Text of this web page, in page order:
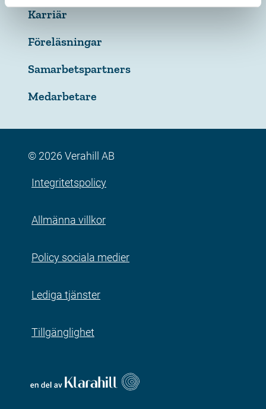
Karriär
Föreläsningar
Samarbetspartners
Medarbetare
© 2026 Verahill AB
Integritetspolicy
Allmänna villkor
Policy sociala medier
Lediga tjänster
Tillgänglighet